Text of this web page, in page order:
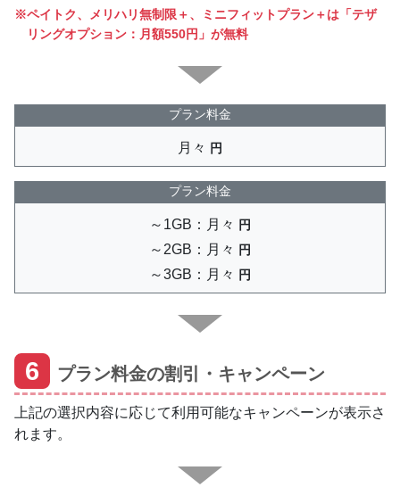
ペイトク、メリハリ無制限＋、ミニフィットプラン＋は「テザ
リングオプション：月額550円」が無料
プラン料金
月々 円
プラン料金
～1GB：月々 円
～2GB：月々 円
～3GB：月々 円
6 プラン料金の割引・キャンペーン
上記の選択内容に応じて利用可能なキャンペーンが表示さ
れます。